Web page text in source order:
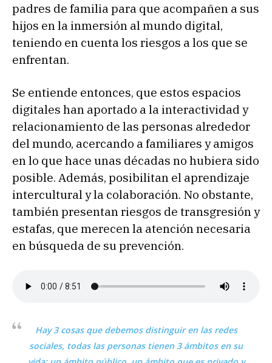
padres de familia para que acompañen a sus
hijos en la inmersión al mundo digital,
teniendo en cuenta los riesgos a los que se
enfrentan.
Se entiende entonces, que estos espacios
digitales han aportado a la interactividad y
relacionamiento de las personas alrededor
del mundo, acercando a familiares y amigos
en lo que hace unas décadas no hubiera sido
posible. Además, posibilitan el aprendizaje
intercultural y la colaboración. No obstante,
también presentan riesgos de transgresión y
estafas, que merecen la atención necesaria
en búsqueda de su prevención.
Hay 3 cosas que debemos distinguir en las redes
sociales, todas las personas tienen 3 ámbitos en su